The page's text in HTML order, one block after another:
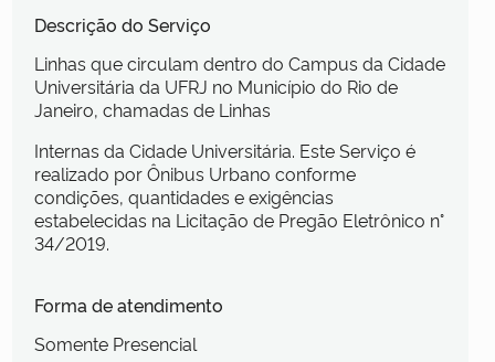
Descrição do Serviço
Linhas que circulam dentro do Campus da Cidade
Universitária da UFRJ no Município do Rio de
Janeiro, chamadas de Linhas
Internas da Cidade Universitária. Este Serviço é
realizado por Ônibus Urbano conforme
condições, quantidades e exigências
estabelecidas na Licitação de Pregão Eletrônico n°
34/2019.
Forma de atendimento
Somente Presencial